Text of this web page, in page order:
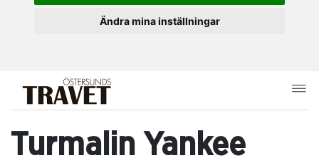
Ändra mina inställningar
Turmalin Yankee